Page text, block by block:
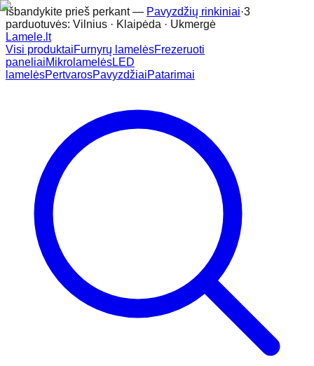
Išbandykite prieš perkant — Pavyzdžių rinkiniai·3
parduotuvės: Vilnius · Klaipėda · Ukmergė
Lamele.lt
Visi produktaiFurnyrų lamelėsFrezeruoti
paneliaiMikrolamelėsLED
lamelėsPertvarosPavyzdžiaiPatarimai